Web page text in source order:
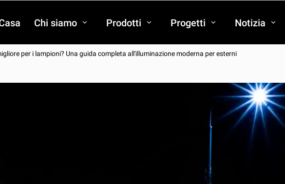
Chi siamo Prodotti Progetti Notizia
per i lampioni? Una guida completa all'illuminazione moderna per esterni